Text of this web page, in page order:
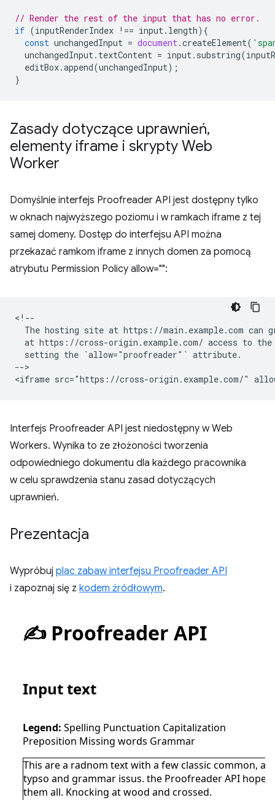
// Render the rest of the input that has no error.
if (inputRenderIndex !== input. length){
const unchangedInput = document.createElement(
unchangedInput. textContent = input. substring(
editBox.append(unchangedInput);
}
Zasady dotyczące uprawnień,
elementy iframe i skrypty Web
Worker
Domyślnie interfejs Proofreader API jest dostępny tylko
w oknach najwyższego poziomu i w ramkach iframe z tej
samej domeny. Dostęp do interfejsu API można
przekazać ramkom iframe z innych domen za pomocą
atrybutu Permission Policy allow="":
<!--
The hosting site at https://main.example.com can
at https://cross-origin.example.com/ access to
  setting the `allow="proofreader"` attribute.
-->
Interfejs Proofreader API jest niedostępny w Web
Workers. Wynika to ze złożoności tworzenia
odpowiedniego dokumentu dla każdego pracownika
w celu sprawdzenia stanu zasad dotyczących
uprawnień.
Prezentacja
Wypróbuj plac zabaw interfejsu Proofreader API
i zapoznaj się z kodem źródłowym.